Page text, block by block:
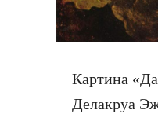
Картина
Делакруа